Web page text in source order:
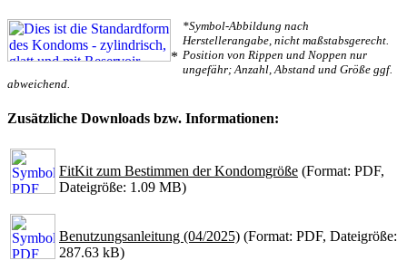
*
*Symbol-Abbildung nach
Herstellerangabe, nicht maßstabsgerecht.
Position von Rippen und Noppen nur
ungefähr; Anzahl, Abstand und Größe ggf.
abweichend.
Zusätzliche Downloads bzw. Informationen:
FitKit zum Bestimmen der Kondomgröße (Format: PDF,
Dateigröße: 1.09 MB)
Benutzungsanleitung (04/2025) (Format: PDF, Dateigröße:
287.63 kB)